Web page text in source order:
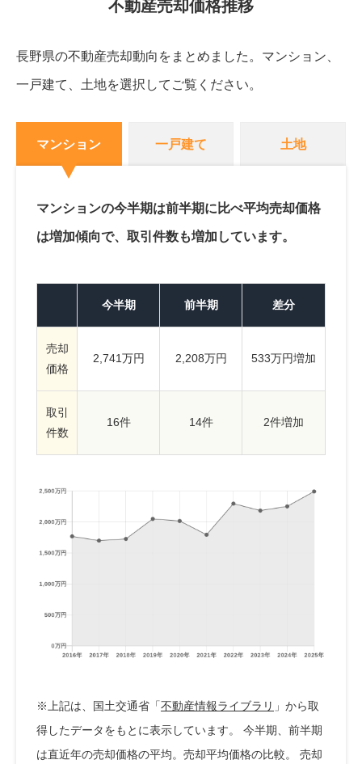
不動産売却価格推移
長野県の不動産売却動向をまとめました。 マンション、
一戸建て、土地を選択してご覧ください。
マンション 一戸建て 土地
マンションの今半期は前半期に比べ平均売却価格
は増加傾向で、取引件数も増加しています。
今半期 前半期 差分
売却
価格
2,741万円 2,208万円 533万円増加
取引
件数
16件 14件 2件増加
※上記は、国土交通省「不動産情報ライブラリ 」から取
得したデータをもとに表示しています。 今半期、前半期
は直近年の売却価格の平均。売却平均価格の比較。 売却